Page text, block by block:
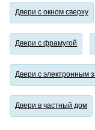
Двери с окном сверху
Двери с фрамугой
Двери с электронным
Двери в частный дом